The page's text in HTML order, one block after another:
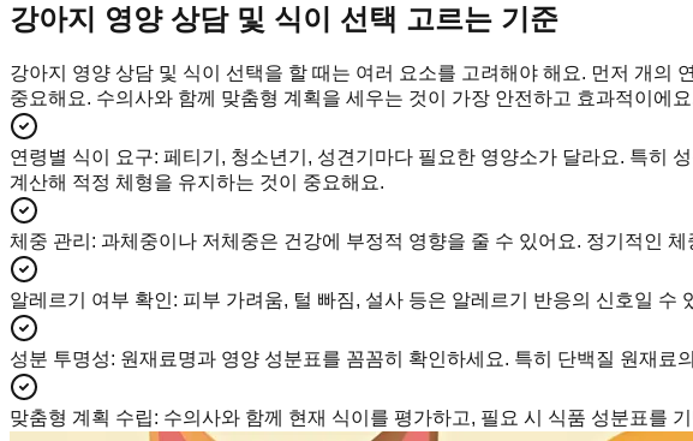
강아지 영양 상담 및 식이 선택 고르는 기준
강아지 영양 상담 및 식이 선택을 할 때는 여러 요소를 고려해야 해요. 먼저 개의
중요해요. 수의사와 함께 맞춤형 계획을 세우는 것이 가장 안전하고 효과적이에
연령별 식이 요구: 페티기, 청소년기, 성견기마다 필요한 영양소가 달라요. 특히
계산해 적정 체형을 유지하는 것이 중요해요.
체중 관리 : 과체중이나 저체중은 건강에 부정적 영향을 줄 수 있어요. 정기적인
알레르기 여부 확인: 피부 가려움, 털 빠짐, 설사 등은 알레르기 반응의 신호일 수
성분 투명성: 원재료명과 영양 성분표를 꼼꼼히 확인하세요. 특히 단백질 원재료
맞춤형 계획 수립: 수의사와 함께 현재 식이를 평가하고, 필요 시 식품 성분표를